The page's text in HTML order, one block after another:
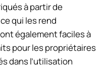
à partir de
qui les rend
également faciles à
pour les propriétaires
dans l’utilisation